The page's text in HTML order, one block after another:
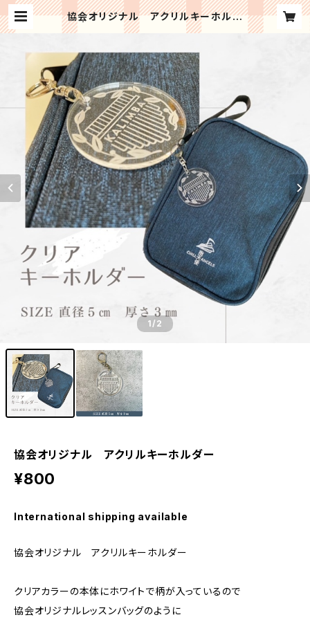
協会オリジナル アクリルキーホルダ
ー | おてがるカリンバ協会＜公式ショ
1/2
協会オリジナル アクリルキーホルダー
¥800
International shipping available
協会オリジナル アクリルキーホルダー
クリアカラーの本体にホワイトで柄が入っているので
協会オリジナルレッスンバッグのように